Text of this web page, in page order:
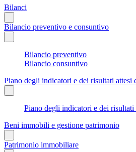
Bilanci
Bilancio preventivo e consuntivo
Bilancio preventivo
Bilancio consuntivo
Piano degli indicatori e dei risultati attesi
Piano degli indicatori e dei
Beni immobili e gestione patrimonio
Patrimonio immobiliare